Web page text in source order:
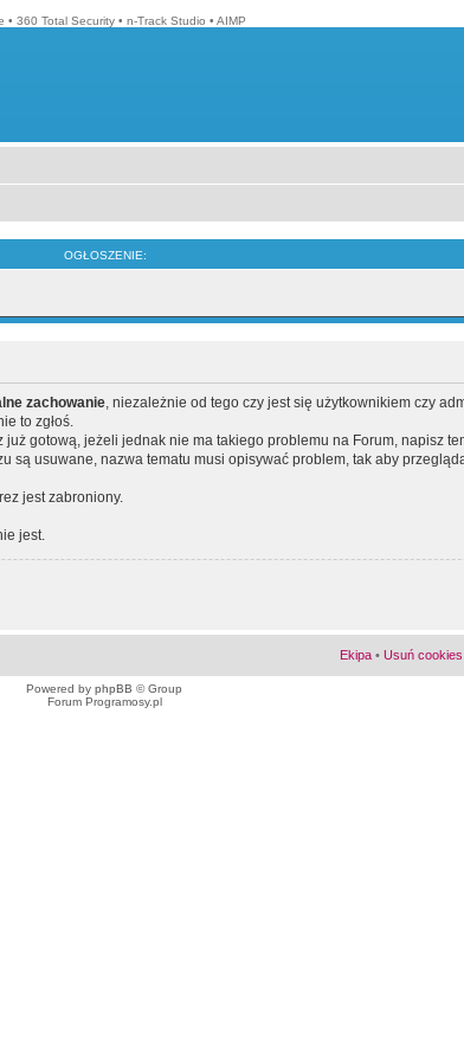
• 360 Total Security • n-Track Studio • AIMP
OGŁOSZENIE:
zachowanie, niezależnie od tego czy jest się użytkownikiem czy
to zgłoś.
gotową, jeżeli jednak nie ma takiego problemu na Forum, napisz
usuwane, nazwa tematu musi opisywać problem, tak aby
jest zabroniony.
jest.
Ekipa • Usuń
Powered by phpBB © Group
Forum Programosy.pl